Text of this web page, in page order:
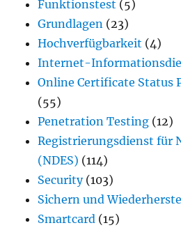
Funktionstest (5)
Grundlagen (23)
Hochverfügbarkeit (4)
Internet-
Online Certificate Status
(55)
Penetration Testing (12)
Registrierungsdienst für
(NDES) (114)
Security(103)
Sichern und
Smartcard (15)